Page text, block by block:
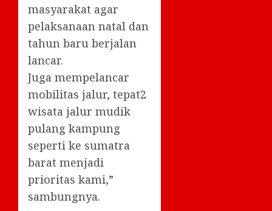
masyarakat agar
pelaksanaan natal dan
tahun baru berjalan
lancar.
Juga mempelancar
mobilitas jalur, tepat2
wisata jalur mudik
pulang kampung
seperti ke sumatra
barat menjadi
prioritas kami,”
sambungnya.